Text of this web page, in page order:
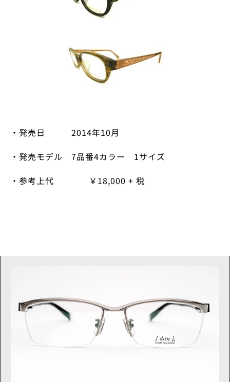
・発売日 2014年10月
・発売モデル 7品番4カラー 1サイズ
・参考上代 ￥ 18,000 + 税